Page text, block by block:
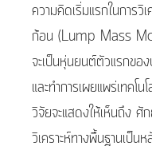
ความคิดเริ่มแรกในการวิ
ก้อน (Lump Mass
จะเป็นหุ่นยนต์ตัวแรกขอ
และทำการเผยแพร่เทคโ
วิจัยจะแสดงให้เห็นถึง ศั
วิเคราะห์ทางพื้นฐานเป็น